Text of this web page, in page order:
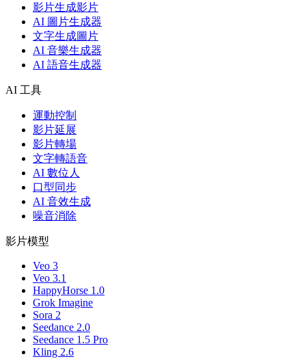
影片生成影片
AI 圖片生成器
文字生成圖片
AI 音樂生成器
AI 語音生成器
AI 工具
運動控制
影片延展
影片轉場
文字轉語音
AI 數位人
口型同步
AI 音效生成
噪音消除
影片模型
Veo 3
Veo 3.1
HappyHorse 1.0
Grok Imagine
Sora 2
Seedance 2.0
Seedance 1.5 Pro
Kling 2.6